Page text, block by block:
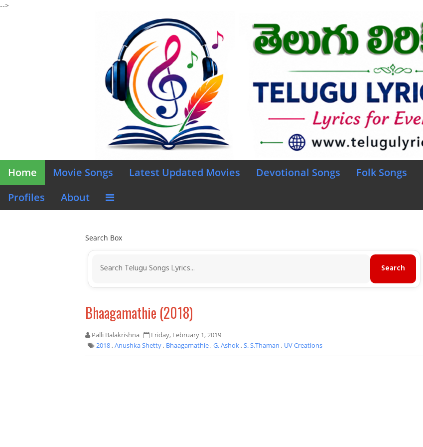
-->
Home Movie Songs Latest Updated Movies Devotional Songs Folk Songs
Profiles
About
Search Box
Bhaagamathie (2018)
Palli Balakrishna
Friday, February 1, 2019
2018,Anushka Shetty, Bhaagamathie,G. Ashok,S. S.Thaman , UV Creations